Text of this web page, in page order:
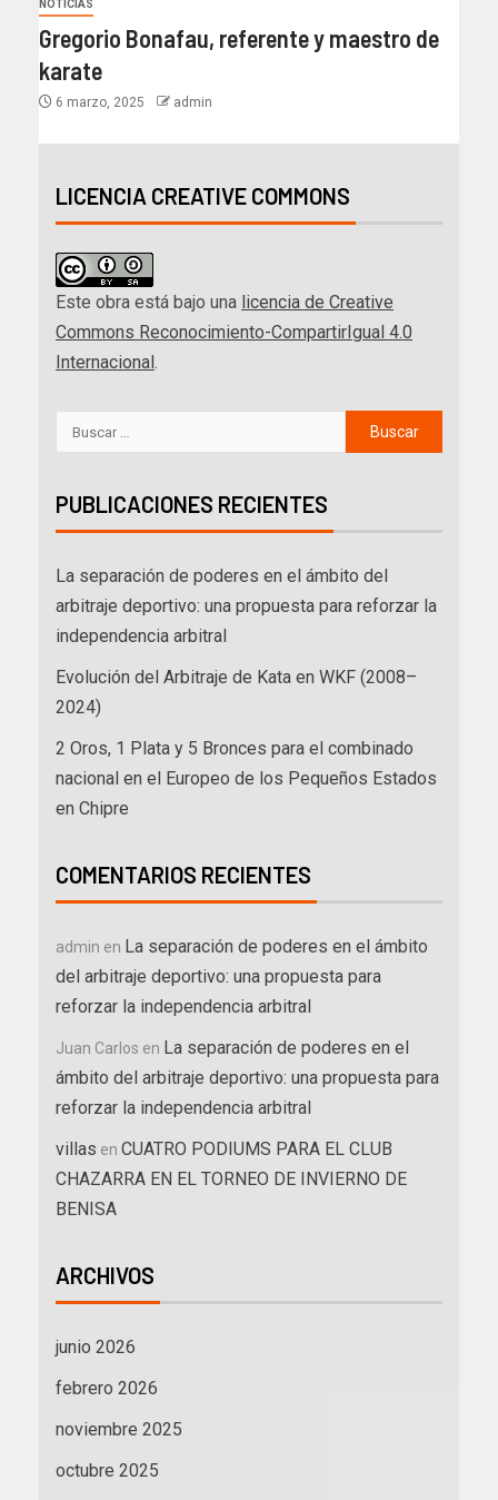
NOTICIAS
Gregorio Bonafau, referente y maestro de
karate
6 marzo, 2025 admin
LICENCIA CREATIVE COMMONS
Este obra está bajo una licencia de Creative
Commons Reconocimiento-CompartirIgual 4.0
Internacional.
PUBLICACIONES RECIENTES
La separación de poderes en el ámbito del
arbitraje deportivo: una propuesta para reforzar la
independencia arbitral
Evolución del Arbitraje de Kata en WKF (2008–
2024)
2 Oros, 1 Plata y 5 Bronces para el combinado
nacional en el Europeo de los Pequeños Estados
en Chipre
COMENTARIOS RECIENTES
admin en La separación de poderes en el ámbito
del arbitraje deportivo: una propuesta para
reforzar la independencia arbitral
Juan Carlos en La separación de poderes en el
ámbito del arbitraje deportivo: una propuesta para
reforzar la independencia arbitral
villas en CUATRO PODIUMS PARA EL CLUB
CHAZARRA EN EL TORNEO DE INVIERNO DE
BENISA
ARCHIVOS
junio 2026
febrero 2026
noviembre 2025
octubre 2025